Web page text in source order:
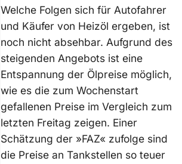
Welche Folgen sich für Autofahrer
und Käufer von Heizöl ergeben, ist
noch nicht absehbar. Aufgrund des
steigenden Angebots ist eine
Entspannung der Ölpreise möglich,
wie es die zum Wochenstart
gefallenen Preise im Vergleich zum
letzten Freitag zeigen. Einer
Schätzung der »FAZ« zufolge sind
die Preise an Tankstellen so teuer